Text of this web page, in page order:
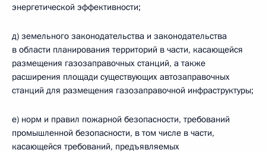
энергетической эффективности;
д) земельного законодательства и законодательства
в области планирования территорий в части, касающейся
размещения газозаправочных станций, а также
расширения площади существующих автозаправочных
станций для размещения газозаправочной инфраструктуры;
е) норм и правил пожарной безопасности, требований
промышленной безопасности, в том числе в части,
касающейся требований, предъявляемых